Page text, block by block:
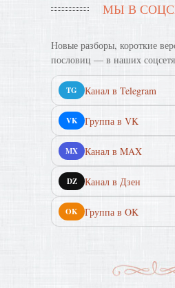
МЫ В
Новые разборы, короткие
пословиц — в наших
TG Канал в Telegram
VK Группа в VK
MX Канал в MAX
DZ Канал в Дзен
OK Группа в OK